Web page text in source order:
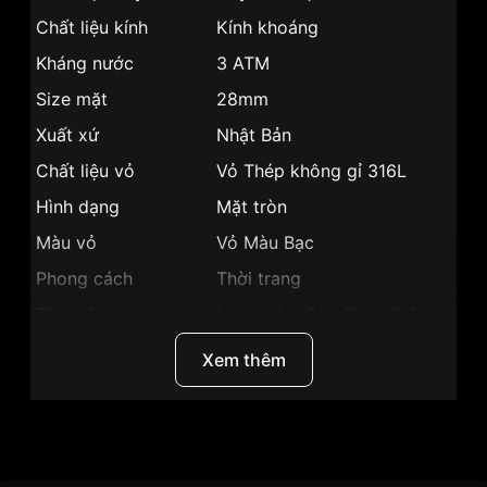
Chất liệu kính
Kính khoáng
Kháng nước
3 ATM
Size mặt
28mm
Xuất xứ
Nhật Bản
Chất liệu vỏ
Vỏ Thép không gỉ 316L
Hình dạng
Mặt tròn
Màu vỏ
Vỏ Màu Bạc
Phong cách
Thời trang
8mm
Mặt trắng
Xem thêm